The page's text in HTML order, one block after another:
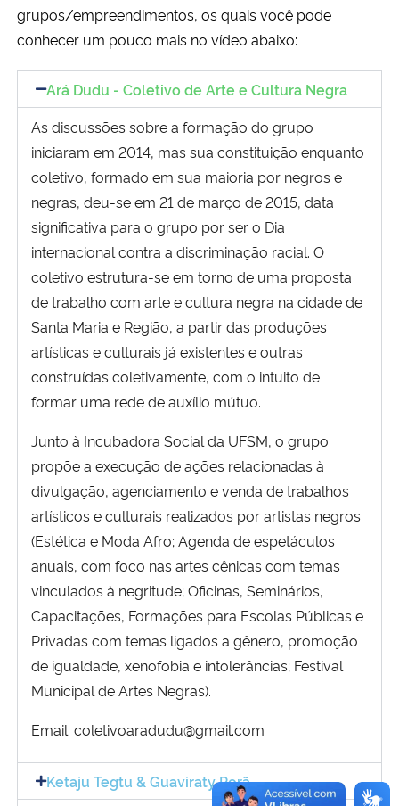
Ministério da Saúde
Ministério da Ciência, Tecnologia, Inovações e Comunicações
Ministério do Meio Ambiente
Ministério do Turismo
Ministério do Desenvolvimento Regional
Controladoria-Geral da União
Ministério da Mulher, da Família e dos Direitos Humanos
Secretaria de Governo
Gabinete de Segurança Institucional
Advocacia-Geral da União
grupos/empreendimentos, os quais você pode
conhecer um pouco mais no vídeo abaixo:
Ará Dudu - Coletivo de Arte e Cultura Negra
As discussões sobre a formação do grupo
iniciaram em 2014, mas sua constituição enquanto
coletivo, formado em sua maioria por negros e
negras, deu-se em 21 de março de 2015, data
significativa para o grupo por ser o Dia
internacional contra a discriminação racial. O
coletivo estrutura-se em torno de uma proposta
de trabalho com arte e cultura negra na cidade de
Santa Maria e Região, a partir das produções
artísticas e culturais já existentes e outras
construídas coletivamente, com o intuito de
formar uma rede de auxílio mútuo.
Junto à Incubadora Social da UFSM, o grupo
propõe a execução de ações relacionadas à
divulgação, agenciamento e venda de trabalhos
artísticos e culturais realizados por artistas negros
(Estética e Moda Afro; Agenda de espetáculos
anuais, com foco nas artes cênicas com temas
vinculados à negritude; Oficinas, Seminários,
Capacitações, Formações para Escolas Públicas e
Privadas com temas ligados a gênero, promoção
de igualdade, xenofobia e intolerâncias; Festival
Municipal de Artes Negras).
Email: coletivoaradudu@gmail.com
Ketaju Tegtu & Guaviraty Porã